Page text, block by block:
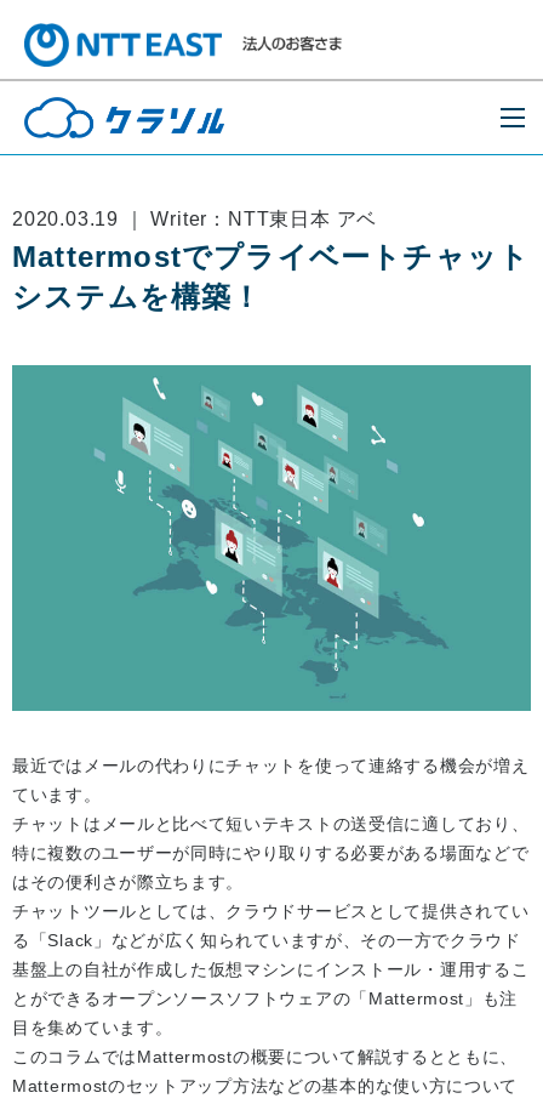
2020.03.19 ｜ Writer：NTT東日本 アベ
Mattermostでプライベートチャット
システムを構築！
最近ではメールの代わりにチャットを使って連絡する機会が増え
ています。
チャットはメールと比べて短いテキストの送受信に適しており、
特に複数のユーザーが同時にやり取りする必要がある場面などで
はその便利さが際立ちます。
チャットツールとしては、クラウドサービスとして提供されてい
る「Slack」などが広く知られていますが、その一方でクラウド
基盤上の自社が作成した仮想マシンにインストール・運用するこ
とができるオープンソースソフトウェアの「Mattermost」も注
目を集めています。
このコラムではMattermostの概要について解説するとともに、
Mattermostのセットアップ方法などの基本的な使い方について